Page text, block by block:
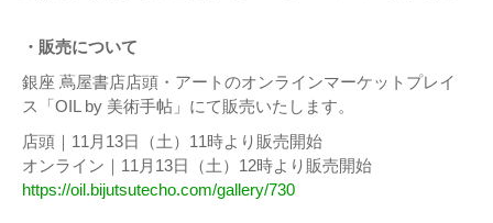
・販売について
銀座 蔦屋書店店頭・アートのオンラインマーケットプレイ
ス「OIL by 美術手帖」にて販売いたします。
店頭｜11月13日（土）11時より販売開始
オンライン｜11月13日（土）12時より販売開始
https://oil.bijutsutecho.com/gallery/730